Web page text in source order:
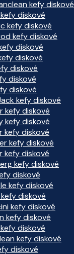
kefy diskové
diskové
kefy diskové
kefy diskové
diskové
diskové
diskové
diskové
diskové
kefy diskové
kefy diskové
kefy diskové
kefy diskové
kefy diskové
kefy diskové
kefy diskové
diskové
kefy diskové
diskové
kefy diskové
kefy diskové
diskové
kefy diskové
diskové